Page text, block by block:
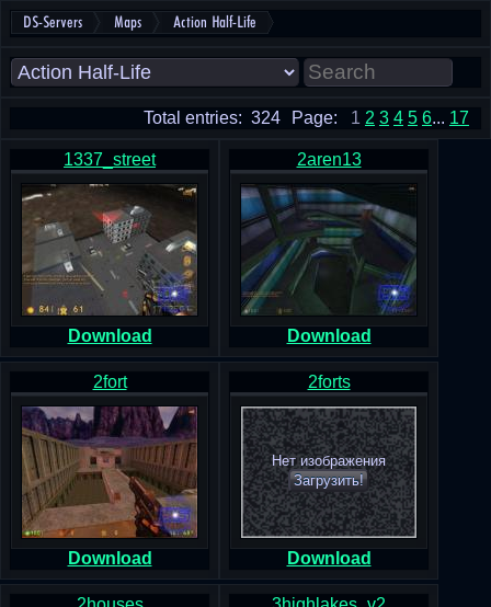
DS-Servers Maps Action Half-Life
Page: 1 2 3 4 5 6... 17
Total entries: 324
1337_street
Download
2aren13
Download
2fort
Download
2forts
Нет изображения
Загрузить!
Download